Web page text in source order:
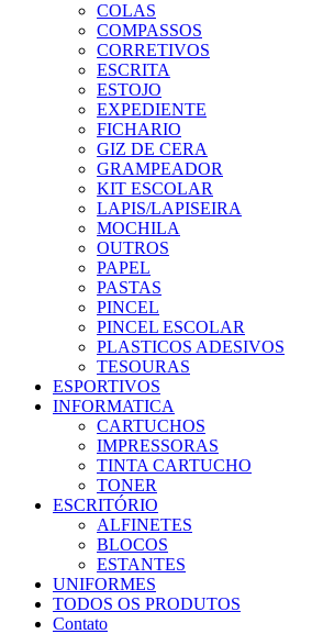
COLAS
COMPASSOS
CORRETIVOS
ESCRITA
ESTOJO
EXPEDIENTE
FICHARIO
GIZ DE CERA
GRAMPEADOR
KIT ESCOLAR
LAPIS/LAPISEIRA
MOCHILA
OUTROS
PAPEL
PASTAS
PINCEL
PINCEL ESCOLAR
PLASTICOS ADESIVOS
TESOURAS
ESPORTIVOS
INFORMATICA
CARTUCHOS
IMPRESSORAS
TINTA CARTUCHO
TONER
ESCRITÓRIO
ALFINETES
BLOCOS
ESTANTES
UNIFORMES
TODOS OS PRODUTOS
Contato